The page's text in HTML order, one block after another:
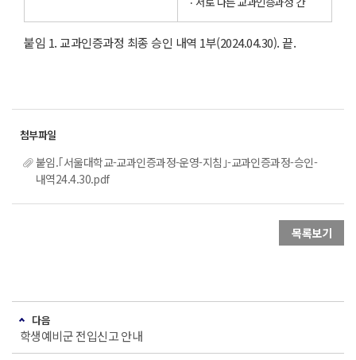
붙임 1. 교과인증과정 최종 승인 내역 1부(2024.04.30). 끝.
붙임.｢서울대학교-교과인증과정-운영-지침｣-교과인증과정-승인-
내역24.4.30.pdf
목록보기
다음
학생예비군 전입신고 안내